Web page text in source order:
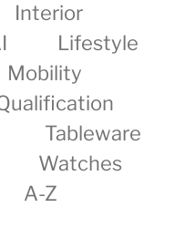
Interior
Lifestyle
Mobility
Tableware
Watches
A-Z